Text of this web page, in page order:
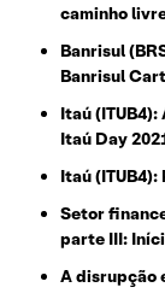
caminho
Banrisul
Banrisul
Itaú
Itaú Day
Itaú
Setor
parte III:
A disrupção